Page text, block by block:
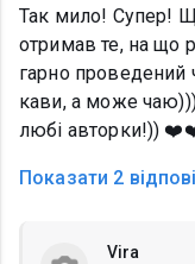
Так мило! Супер!
отримав те, на що
гарно
кави, а може
любі
Показати 2
Vira